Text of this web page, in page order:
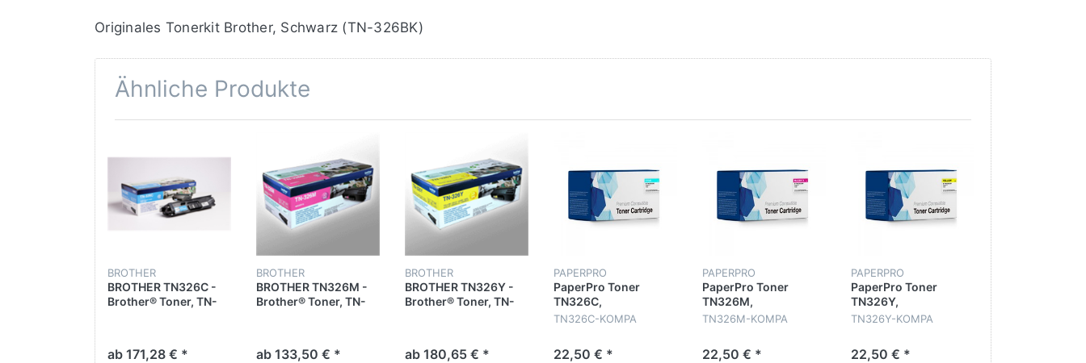
Originales Tonerkit Brother, Schwarz (TN-326BK)
Ähnliche Produkte
BROTHER
BROTHER TN326C -
Brother® Toner, TN-
ab 171,28 € *
BROTHER
BROTHER TN326M -
Brother® Toner, TN-
ab 133,50 € *
BROTHER
BROTHER TN326Y -
Brother® Toner, TN-
ab 180,65 € *
PAPERPRO
PaperPro Toner
TN326C,
KOMPATIBEL, cyan,
TN326C-KOMPA
22,50 € *
PAPERPRO
PaperPro Toner
TN326M,
KOMPATIBEL,
TN326M-KOMPA
22,50 € *
PAPERPRO
PaperPro Toner
TN326Y,
KOMPATIBEL, yellow,
TN326Y-KOMPA
22,50 € *